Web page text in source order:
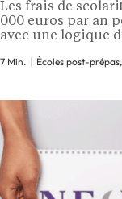
Les frais de
000 euros par an
avec une logique
académique
7 Min. Écoles post-